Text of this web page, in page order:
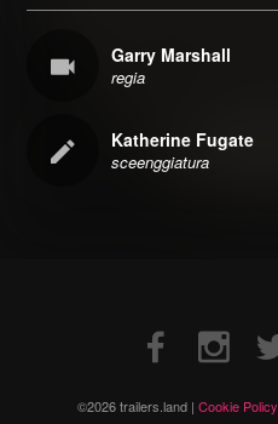
Garry Marshall
regia
Katherine Fugate
sceenggiatura
©2026 trailers.land | Cookie Policy